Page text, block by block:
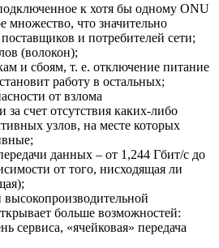
к хотя бы одному ONU
множество, что значительно
и потребителей сети;
(волокон);
и сбоям, т. е. отключение питание
работу в остальных;
от взлома
счет отсутствия каких-либо
узлов, на месте которых
данных – от 1,244 Гбит/с до
от того, нисходящая ли
высокопроизводительной
больше возможностей:
сервиса, «ячейковая» передача